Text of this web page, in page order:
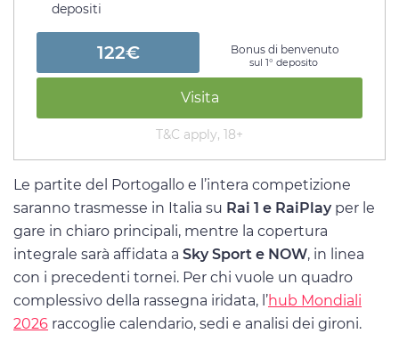
depositi
122€ Bonus di benvenuto
sul 1° deposito
Visita
T&C apply, 18+
Le partite del Portogallo e l’intera competizione
saranno trasmesse in Italia su Rai 1 e RaiPlayper le
gare in chiaro principali, mentre la copertura
integrale sarà affidata a Sky Sport e NOW, in linea
con i precedenti tornei. Per chi vuole un quadro
complessivo della rassegna iridata, l’hub Mondiali
2026 raccoglie calendario, sedi e analisi dei gironi.